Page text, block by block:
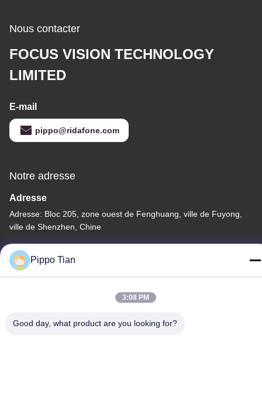
Nous contacter
FOCUS VISION TECHNOLOGY
LIMITED
E-mail
pippo@ridafone.com
Notre adresse
Adresse
Adresse: Bloc 205, zone ouest de Fenghuang, ville de Fuyong,
ville de Shenzhen, Chine
Télégramme
86--13590447319
Pippo Tian
3:08 PM
Good day, what product are you looking for?